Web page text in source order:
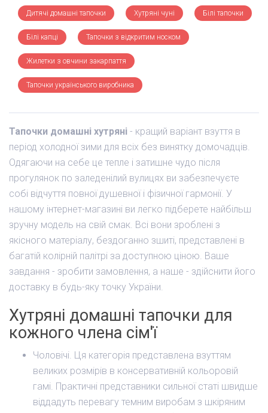
Дитячі домашні тапочки Хутряні чуні Білі тапочки
Білі капці Тапочки з відкритим носком
Жилетки з овчини закарпаття
Тапочки українського виробника
Тапочки домашні хутряні - кращий варіант взуття в
період холодної зими для всіх без винятку домочадців.
Одягаючи на себе це тепле і затишне чудо після
прогулянок по заледенілий вулицях ви забезпечуєте
собі відчуття повної душевної і фізичної гармонії. У
нашому інтернет-магазині ви легко підберете найбільш
зручну модель на свій смак. Всі вони зроблені з
якісного матеріалу, бездоганно зшиті, представлені в
багатій колірній палітрі за доступною ціною. Ваше
завдання - зробити замовлення, а наше - здійснити його
доставку в будь-яку точку України.
Хутряні домашні тапочки для
кожного члена сім'ї
Чоловічі. Ця категорія представлена взуттям
великих розмірів в консервативній кольоровій
гамі. Практичні представники сильної статі швидше
віддадуть перевагу темним виробам з шкіряним